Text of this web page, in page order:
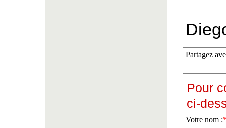
Partagez
Pour
ci-
Votre nom :